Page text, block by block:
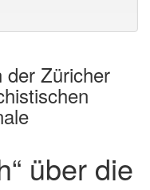
der Züricher
über die